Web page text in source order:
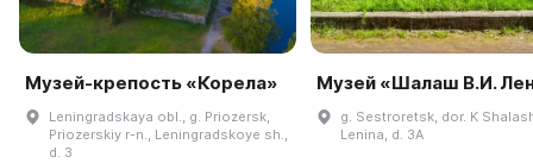
Музей-крепость «Корела»
Leningradskaya obl., g. Priozersk,
Priozerskiy r-n., Leningradskoye sh.,
d. 3
Музей «Шалаш В.И.
g. Sestroretsk, dor. K
Lenina, d. 3A